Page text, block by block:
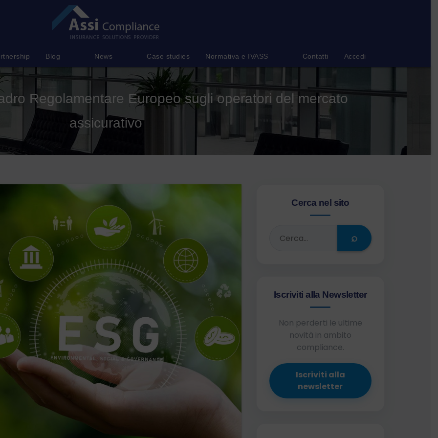
Blog News Case studies Normativa e IVASS Contatti Accedi
Regolamentare Europeo sugli operatori del mercato
assicurativo
Cerca nel sito
⌕
Iscriviti alla Newsletter
Non perderti le ultime
novità in ambito
compliance.
Iscriviti alla
newsletter